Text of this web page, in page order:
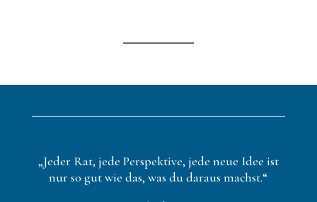
„Jeder Rat, jede Perspektive, jede neue Idee ist
nur so gut wie das, was du daraus machst.“